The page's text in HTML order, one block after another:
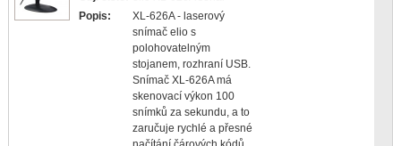
Popis:
XL-626A - laserový
snímač elio s
polohovatelným
stojanem, rozhraní USB.
Snímač XL-626A má
skenovací výkon 100
snímků za sekundu, a to
zaručuje rychlé a přesné